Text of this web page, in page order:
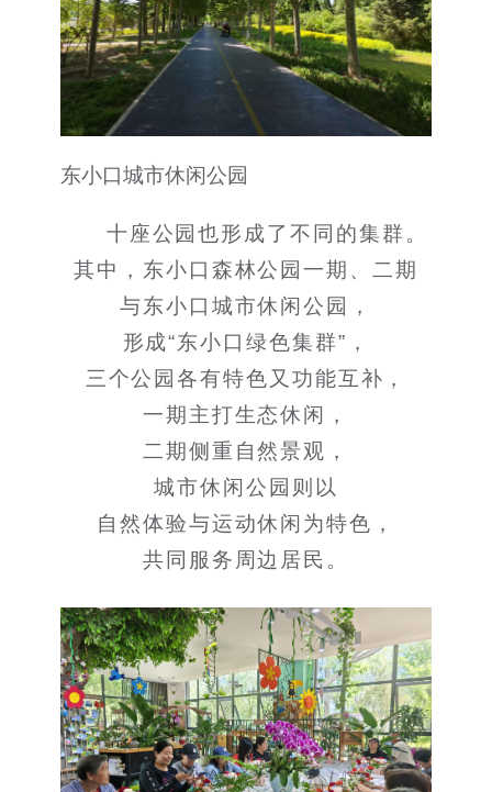
东小口城市休闲公园
十座公园也形成了不同的集群。
其中，东小口森林公园一期、二期
与东小口城市休闲公园，
形成“东小口绿色集群”，
三个公园各有特色又功能互补，
一期主打生态休闲，
二期侧重自然景观，
城市休闲公园则以
自然体验与运动休闲为特色，
共同服务周边居民。